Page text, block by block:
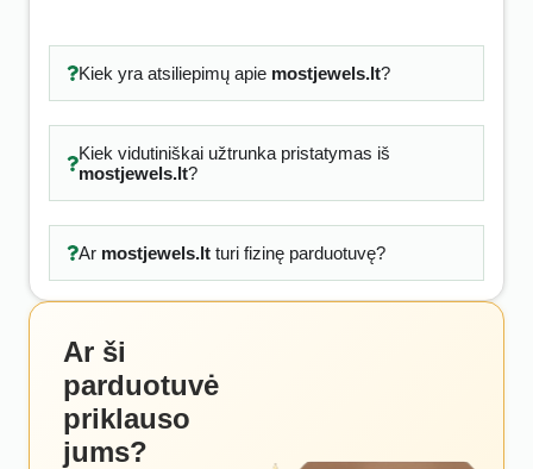
Kiek yra atsiliepimų apie mostjewels.lt?
Kiek vidutiniškai užtrunka pristatymas iš
mostjewels.lt?
Ar mostjewels.ltturi fizinę parduotuvę?
Ar ši
parduotuvė
priklauso
jums?